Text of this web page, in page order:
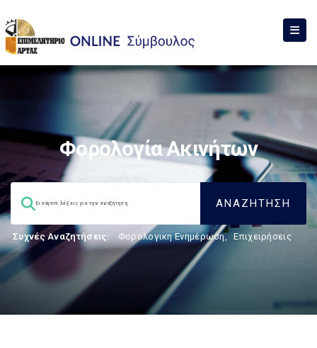
Φορολογία Ακινήτων
Συχνές Αναζητήσεις: Φορολογικη Ενημέρωση, Επιχειρήσεις